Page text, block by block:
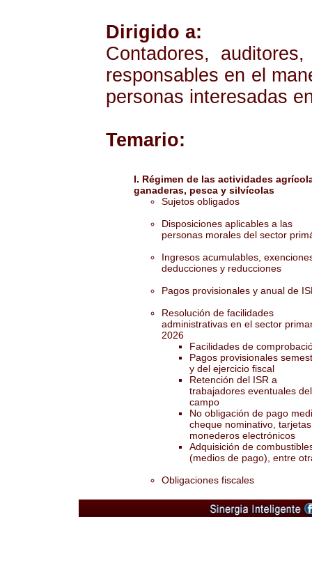
Dirigido a:
Contadores,
responsables en el
personas interesadas
Temario:
I. Régimen de las actividades
ganaderas, pesca y silvícolas
Sujetos obligados
Disposiciones aplicables a las
personas morales del sector
Ingresos acumulables,
deducciones y reducciones
Pagos provisionales y anual de
Resolución de facilidades
administrativas en el sector
2026
Facilidades de
Pagos provisionales
y del ejercicio fiscal
Retención del ISR a
trabajadores eventuales del
campo
No obligación de pago
cheque nominativo,
monederos electrónicos
Adquisición de
(medios de pago), entre
Obligaciones fiscales